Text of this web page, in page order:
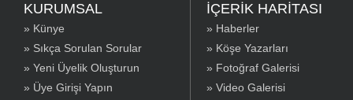
KURUMSAL
» Künye
» Sıkça Sorulan Sorular
» Yeni Üyelik Oluşturun
» Üye Girişi Yapın
İÇERİK HARİTASI
» Haberler
» Köşe Yazarları
» Fotoğraf Galerisi
» Video Galerisi